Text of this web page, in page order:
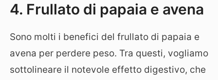
4. Frullato di papaia e avena
Sono molti i benefici del frullato di papaia e
avena per perdere peso. Tra questi, vogliamo
sottolineare il notevole effetto digestivo, che